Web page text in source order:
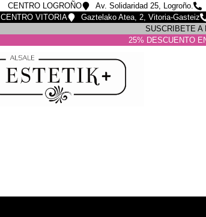
CENTRO LOGROÑO Av. Solidaridad 25, Logroño.
CENTRO VITORIA
Gaztelako Atea, 2, Vitoria-Gasteiz
SUSCRIBETE A
25% DESCUENTO